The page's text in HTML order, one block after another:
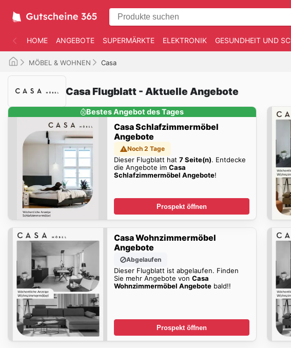
HOME ANGEBOTE SUPERMÄRKTE ELEKTRONIK GESUNDHEIT UND
MÖBEL & WOHNEN Casa
Casa Flugblatt - Aktuelle Angebote
Bestes Angebot des Tages
Casa Schlafzimmermöbel
Angebote
Noch 2 Tage
Dieser Flugblatt hat 7 Seite(n). Entdecke
die Angebote im Casa
Schlafzimmermöbel Angebote!
Prospekt öffnen
Casa Wohnzimmermöbel
Angebote
Abgelaufen
Dieser Flugblatt ist abgelaufen. Finden
Sie mehr Angebote von Casa
Wohnzimmermöbel Angebotebald!!
Prospekt öffnen